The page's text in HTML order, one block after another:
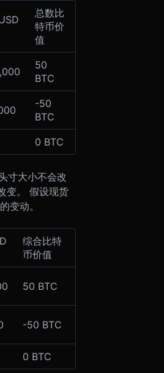
总数比
特币价
值
50
BTC
-50
BTC
0 BTC
寸大小不会改
变。 假设现货
变动。
综合比特
币价值
50 BTC
-50 BTC
0 BTC